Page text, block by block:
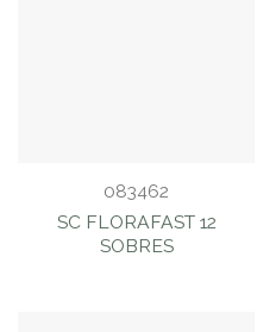
083462
SC FLORAFAST 12
SOBRES